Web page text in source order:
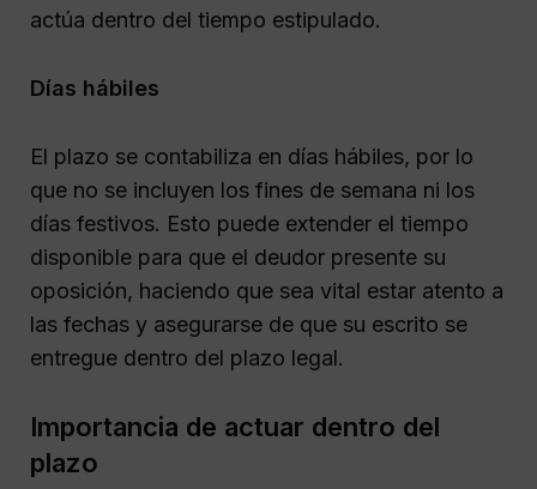
actúa dentro del tiempo estipulado.
Días hábiles
El plazo se contabiliza en días hábiles, por lo
que no se incluyen los fines de semana ni los
días festivos. Esto puede extender el tiempo
disponible para que el deudor presente su
oposición, haciendo que sea vital estar atento a
las fechas y asegurarse de que su escrito se
entregue dentro del plazo legal.
Importancia de actuar dentro del
plazo